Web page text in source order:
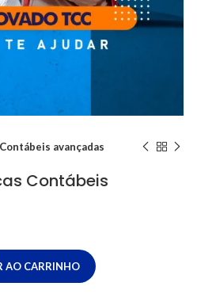
avançadas
Contábeis
AO CARRINHO